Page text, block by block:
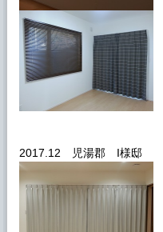
2017.12 児湯郡 I様邸